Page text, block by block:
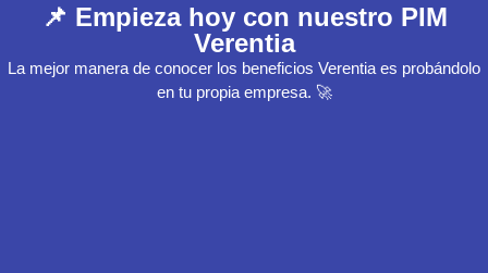
📌 Empieza hoy con nuestro PIM
Verentia
La mejor manera de conocer los beneficios Verentia es probándolo
en tu propia empresa. 🚀